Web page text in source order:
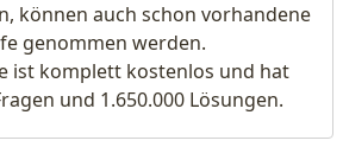
können auch schon vorhandene
genommen werden.
ist komplett kostenlos und hat
und 1.650.000 Lösungen.